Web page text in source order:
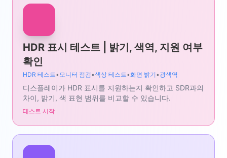
HDR 표시 테스트 | 밝기, 색역, 지원 여부
확인
HDR 테스트•모니터 점검•색상 테스트•화면 밝기 •광색역
디스플레이가 HDR 표시를 지원하는지 확인하고 SDR과의
차이, 밝기, 색 표현 범위를 비교할 수 있습니다.
테스트 시작